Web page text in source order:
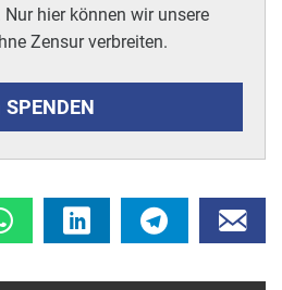
hier können wir unsere
Zensur verbreiten.
SPENDEN